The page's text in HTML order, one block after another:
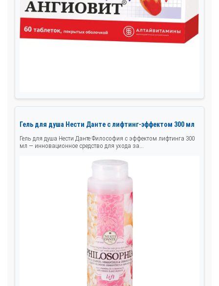
Гель для душа Нести Данте с лифтинг-эффектом 300 мл
Гель для душа Нести Данте Философия с эффектом лифтинга 300
мл — инновационное средство для ухода за...